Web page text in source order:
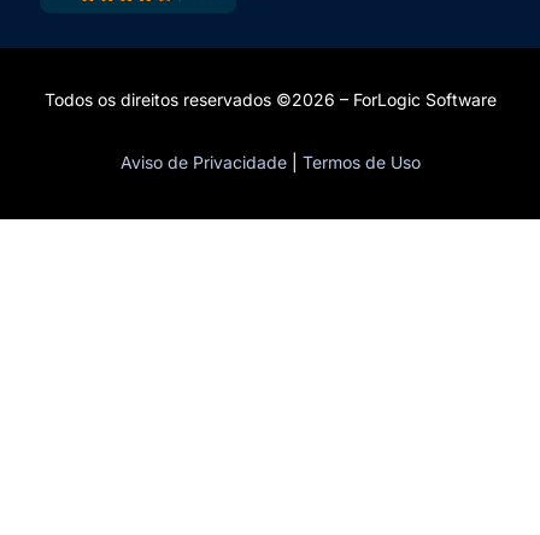
Todos os direitos reservados ©2026 – ForLogic Software
Aviso de Privacidade| Termos de Uso